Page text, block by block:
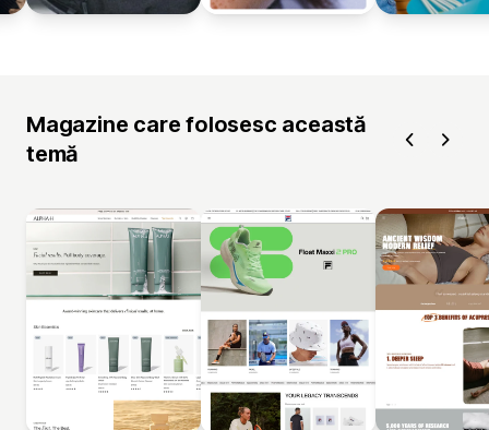
Magazine care folosesc această
temă